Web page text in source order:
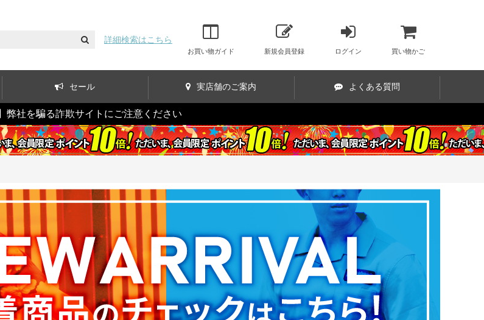
詳細検索はこちら
お買い物ガイド 新規会員登録 ログイン 買い物かご
セール 実店舗のご案内 よくある質問
弊社を騙る詐欺サイトにご注意ください